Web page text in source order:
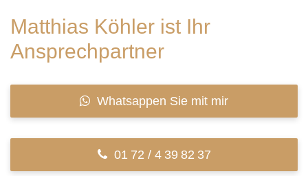
Matthias Köhler ist Ihr
Ansprechpartner
Whatsappen Sie mit mir
01 72 / 4 39 82 37